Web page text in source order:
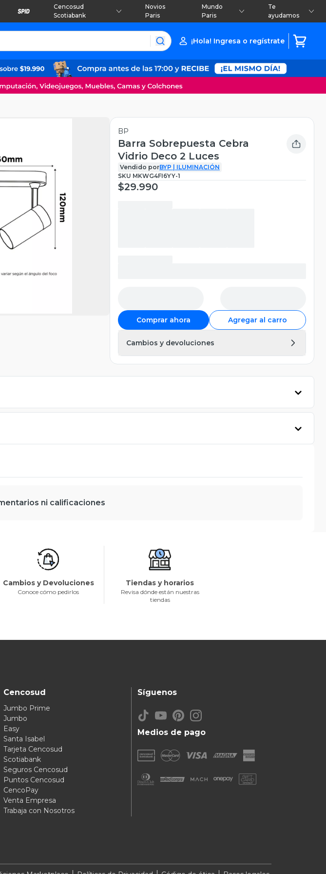
Cencosud
Scotiabank
Novios
Paris
Mundo
Paris
Te
ayudamos
¡Hola! Ingresa o regístrate
BP
Barra Sobrepuesta Cebra
Vidrio Deco 2 Luces
Vendido porBYP | ILUMINACIÓN
SKU MKWG4FI6YY-1
$29.990
Comprar ahora Agregar al carro
Cambios y devoluciones
ni calificaciones
Cambios y Devoluciones
Conoce cómo pedirlos
Tiendas y horarios
Revisa dónde están nuestras
tiendas
Cencosud
Jumbo Prime
Jumbo
Easy
Santa Isabel
Tarjeta Cencosud
Scotiabank
Seguros Cencosud
Puntos Cencosud
CencoPay
Venta Empresa
Trabaja con Nosotros
Medios de pago
Síguenos